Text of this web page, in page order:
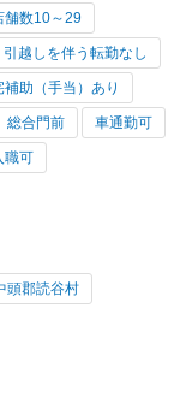
舗数10～29
引越しを伴う転勤なし
補助（手当）あり
総合門前 車通勤可
職可
頭郡読谷村